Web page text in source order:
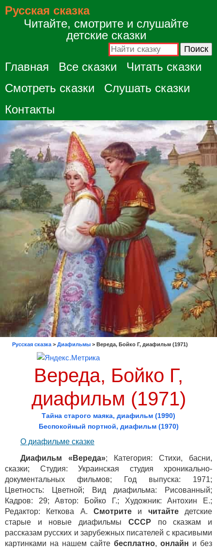
Русская сказка
Читайте, смотрите и слушайте
детские сказки
Главная Все сказки
Читать сказки
Смотреть сказки
Слушать сказки
Контакты
Русская сказка > Диафильмы > Вереда, Бойко Г, диафильм (1971)
Вереда, Бойко Г,
диафильм (1971)
Тайна старого маяка, диафильм (1990)
Беспокойный портной, диафильм (1970)
О диафильме сказке
Диафильм «Вереда»; Категория: Стихи, басни,
сказки; Студия: Украинская студия хроникально-
документальных фильмов; Год выпуска: 1971;
Цветность: Цветной; Вид диафильма: Рисованный;
Кадров: 29; Автор: Бойко Г.; Художник: Антохин Е.;
Редактор: Кеткова А. Смотрите и читайтедетские
старые и новые диафильмы СССР по сказкам и
рассказам русских и зарубежных писателей с красивыми
картинками на нашем сайте бесплатно, онлайн и без